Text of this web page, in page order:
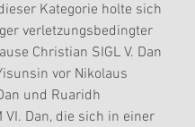
Kategorie holte sich
verletzungsbedingter
Christian SIGL V. Dan
vor Nikolaus
und Ruaridh
VI. Dan, die sich in einer